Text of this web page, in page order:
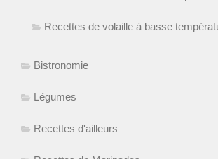
Recettes de volaille à basse
Bistronomie
Légumes
Recettes d'ailleurs